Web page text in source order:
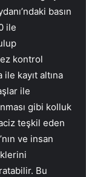
basın
ile
kontrol
kayıt altına
ile
gibi kolluk
teşkil eden
ve insan
Bu